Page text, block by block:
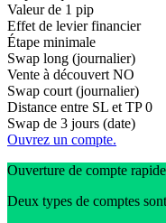
Valeur de 1 pip
Effet de levier financier
Étape minimale
Swap long (journalier)
Vente à découvert NO
Swap court (journalier)
Distance entre SL et TP 0
Swap de 3 jours (date)
Ouvrez un compte.
Ouverture de compte
Deux types de comptes